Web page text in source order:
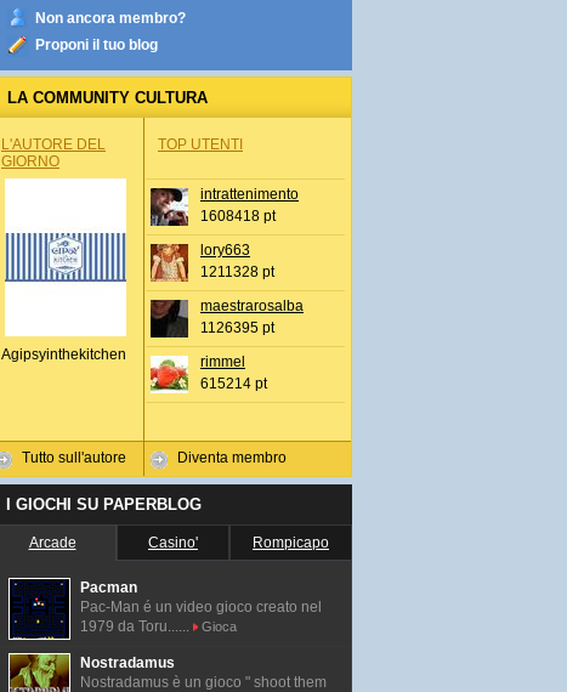
Non ancora membro?
Proponi il tuo blog
LA COMMUNITY CULTURA
L'AUTORE DEL
GIORNO
Agipsyinthekitchen
Tutto sull'autore
TOP UTENTI
intrattenimento
1608418 pt
lory663
1211328 pt
maestrarosalba
1126395 pt
rimmel
615214 pt
Diventa membro
I GIOCHI SU PAPERBLOG
Arcade Casino' Rompicapo
Pacman
Pac-Man é un video gioco creato nel
1979 da Toru......
Gioca
Nostradamus
Nostradamus è un gioco " shoot them